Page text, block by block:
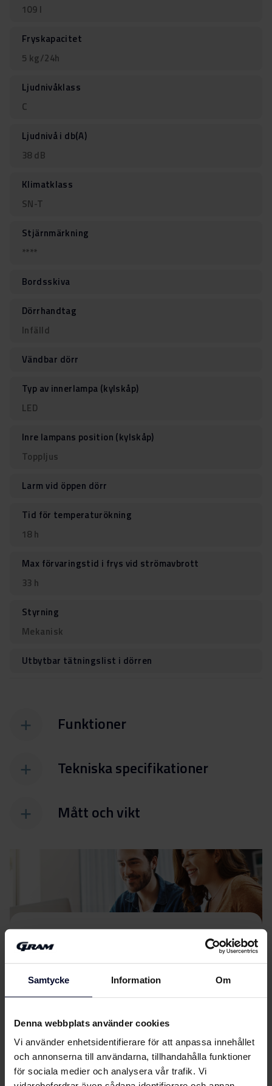
Samtycke Information Om
Denna webbplats använder cookies
Vi använder enhetsidentifierare för att anpassa innehållet
och annonserna till användarna, tillhandahålla funktioner
för sociala medier och analysera vår trafik. Vi
109 l
Fryskapacitet
5 kg/24h
Ljudnivåklass
C
Ljudnivå i db(A)
38 dB
Klimatklass
SN-T
Stjärnmärkning
****
Bordsskiva
Dörrhandtag
Infälld
Vändbar dörr
Typ av innerlampa (kylskåp)
LED
Inre lampans position (kylskåp)
Toppljus
Larm vid öppen dörr
Tid för temperaturökning
18 h
Max förvaringstid i frys vid strömavbrott
33 h
Styrning
Mekanisk
Utbytbar tätningslist i dörren
Funktioner
Tekniska specifikationer
Mått och vikt
Filer
Energimärkning
Produktdatablad
EU-produktbeskrivning